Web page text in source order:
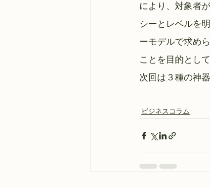
により、対象者
シーとレベルを
ーモデルで求め
ことを目的として
次回は３種の神
ビジネスコラム